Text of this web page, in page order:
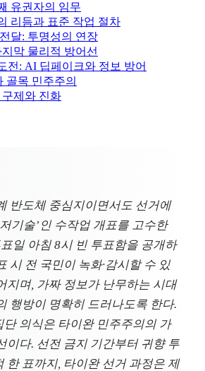
유권자의 임무
리듬과 표준 작업 절차
달: 투명성의 연장
막 물리적 방어선
전: AI 딥페이크와 정보 방어
골목 민주주의
제와 진화
반도체 중심지이면서도 선거에
기술’인 수작업 개표를 고수한
일 아침 8시 빈 투표함을 공개하
시 전 국민이 녹화·감시할 수 있
지며, 가짜 정보가 난무하는 시대
행방이 명확히 드러나도록 한다.
단 의식은 타이완 민주주의의 가
이다. 선전 금지 기간부터 귀향 투
한 표까지, 타이완 선거 과정은 제